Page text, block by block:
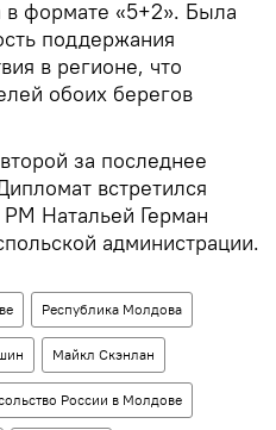
в формате «5+2». Была
поддержания
в регионе, что
обоих берегов
за последнее
встретился
Натальей Герман
администрации.
Республика Молдова
Майкл Скэнлан
России в Молдове